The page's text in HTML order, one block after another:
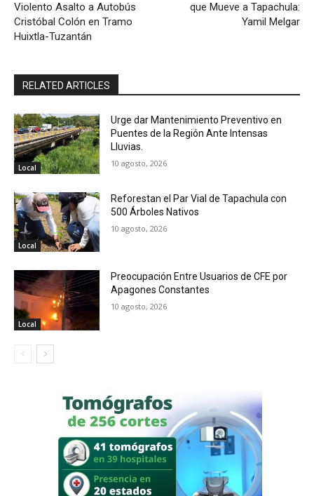
Violento Asalto a Autobús
Cristóbal Colón en Tramo
Huixtla-Tuzantán
que Mueve a Tapachula:
Yamil Melgar
RELATED ARTICLES
Local
Urge dar Mantenimiento Preventivo en
Puentes de la Región Ante Intensas
Lluvias.
10 agosto, 2026
Local
Reforestan el Par Vial de Tapachula con
500 Árboles Nativos
10 agosto, 2026
Local
Preocupación Entre Usuarios de CFE por
Apagones Constantes
10 agosto, 2026